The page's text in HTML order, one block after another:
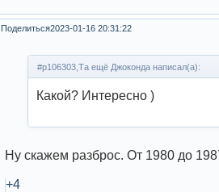
Поделиться2023-01-16 20:31:22
#p106303,Та ещё Джоконда написал(а):
Какой? Интересно )
Ну скажем разброс. От 1980 до
+4